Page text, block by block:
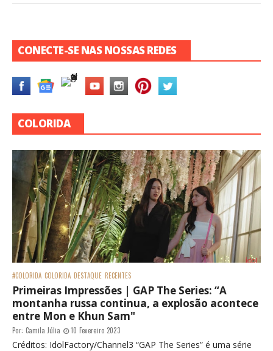
CONECTE-SE NAS NOSSAS REDES
COLORIDA
#COLORIDA COLORIDA DESTAQUE RECENTES
Primeiras Impressões | GAP The Series: “A
montanha russa continua, a explosão acontece
entre Mon e Khun Sam"
Por: Camila Júlia 10 Fevereiro 2023
Créditos: IdolFactory/Channel3 “GAP The Series” é uma série